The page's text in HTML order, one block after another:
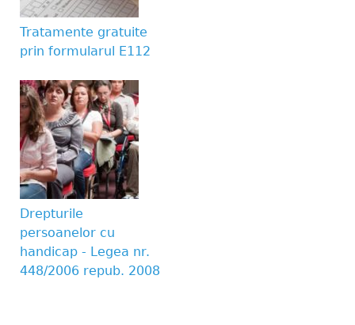
Tratamente gratuite
prin formularul E112
Drepturile
persoanelor cu
handicap - Legea nr.
448/2006 repub. 2008